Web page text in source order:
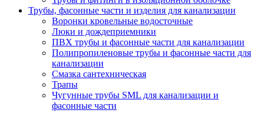
Трубы, фасонные части и изделия для канализации
Воронки кровельные водосточные
Люки и дождеприемники
ПВХ трубы и фасонные части для канализации
Полипропиленовые трубы и фасонные части для
канализации
Смазка сантехническая
Трапы
Чугунные трубы SML для канализации и
фасонные части